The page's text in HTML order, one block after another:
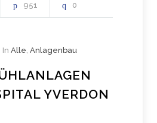
951 0
In Alle, Anlagenbau
YVERDON